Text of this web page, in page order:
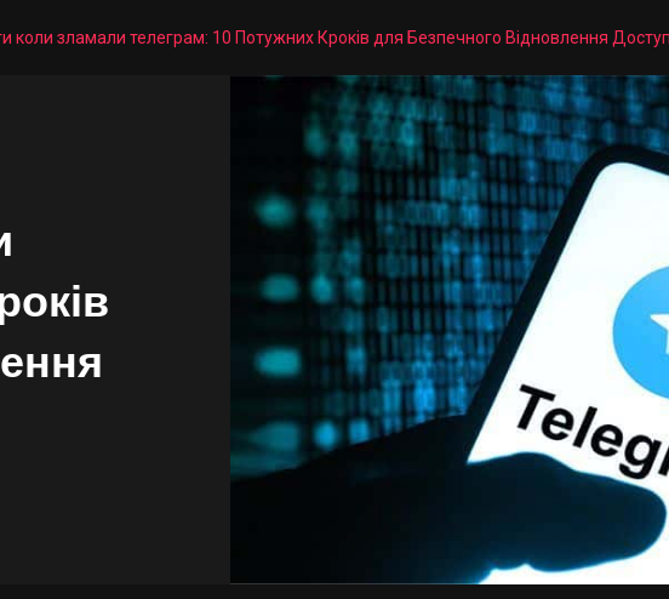
коли зламали телеграм: 10 Потужних Кроків для Безпечного Відновлення